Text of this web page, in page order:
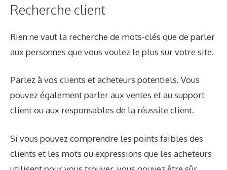
Recherche client
Rien ne vaut la recherche de mots-clés que de parler
aux personnes que vous voulez le plus sur votre site.
Parlez à vos clients et acheteurs potentiels. Vous
pouvez également parler aux ventes et au support
client ou aux responsables de la réussite client.
Si vous pouvez comprendre les points faibles des
clients et les mots ou expressions que les acheteurs